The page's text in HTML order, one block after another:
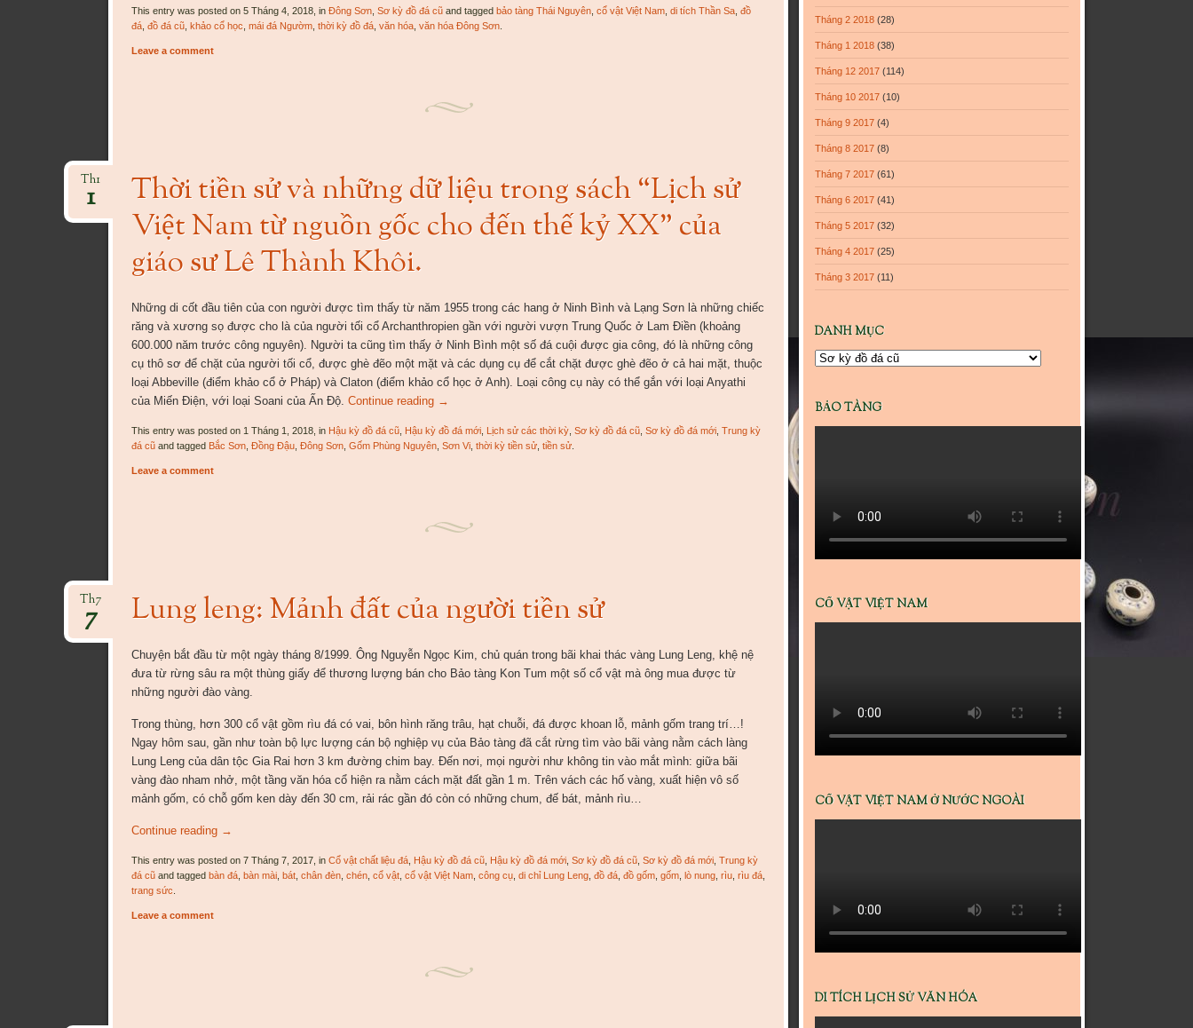
This entry was posted on 5 Tháng 4, 2018, in Đông Sơn, Sơ kỳ đồ đá cũand tagged bảo tàng Thái Nguyên, cổ vật Việt Nam, di tích Thần Sa, đồ
đá, đồ đá cũ, khảo cổ học mái đá Ngườm, thời kỳ đồ đá, văn hóa, văn hóa Đông Sơn.
Leave a comment
Thời tiền sử và những dữ liệu trong sách “Lịch sử
Việt Nam từ nguồn gốc cho đến thế kỷ XX” của
giáo sư Lê Thành Khôi.
Th1
1
Những di cốt đầu tiên của con người được tìm thấy từ năm 1955 trong các hang ở Ninh Bình và Lạng Sơn là những chiếc
răng và xương sọ được cho là của người tối cổ Archanthropien gần với người vượn Trung Quốc ở Lam Điền (khoảng
600.000 năm trước công nguyên). Người ta cũng tìm thấy ở Ninh Bình một số đá cuội được gia công, đó là những công
cụ thô sơ để chặt của người tối cổ, được ghè đẽo một mặt và các dụng cụ để cắt chặt được ghè đẽo ở cả hai mặt, thuộc
loại Abbeville (điểm khảo cổ ở Pháp) và Claton (điểm khảo cổ học ở Anh). Loại công cụ này có thể gắn với loại Anyathi
của Miến Điện, với loại Soani của Ấn Độ. Continue reading →
This entry was posted on 1 Tháng 1, 2018, in Hậu kỳ đồ đá cũ, Hậu kỳ đồ đá mới, Lịch sử các thời kỳ, Sơ kỳ đồ đá cũ, Sơ kỳ đồ đá mới, Trung kỳ
đá cũand tagged Bắc Sơn, Đồng Đậu, Đông Sơn, Gốm Phùng Nguyên, Sơn Vi, thời kỳ tiền sử, tiền sử.
Leave a comment
Lung leng: Mảnh đất của người tiền sử
Th7
7
Chuyện bắt đầu từ một ngày tháng 8/1999. Ông Nguyễn Ngọc Kim, chủ quán trong bãi khai thác vàng Lung Leng, khệ nệ
đưa từ rừng sâu ra một thùng giấy để thương lượng bán cho Bảo tàng Kon Tum một số cổ vật mà ông mua được từ
những người đào vàng.
Trong thùng, hơn 300 cổ vật gồm rìu đá có vai, bôn hình răng trâu, hạt chuỗi, đá được khoan lỗ, mảnh gốm trang trí…!
Ngay hôm sau, gần như toàn bộ lực lượng cán bộ nghiệp vụ của Bảo tàng đã cắt rừng tìm vào bãi vàng nằm cách làng
Lung Leng của dân tộc Gia Rai hơn 3 km đường chim bay. Đến nơi, mọi người như không tin vào mắt mình: giữa bãi
vàng đào nham nhở, một tầng văn hóa cổ hiện ra nằm cách mặt đất gần 1 m. Trên vách các hố vàng, xuất hiện vô số
mảnh gốm, có chỗ gốm ken dày đến 30 cm, rải rác gần đó còn có những chum, đế bát, mảnh rìu…
Continue reading →
This entry was posted on 7 Tháng 7, 2017, in Cổ vật chất liệu đá, Hậu kỳ đồ đá cũ, Hậu kỳ đồ đá mới, Sơ kỳ đồ đá cũ, Sơ kỳ đồ đá mới, Trung kỳ
đá cũand tagged bàn đá, bàn mài, bát, chân đèn, chén, cổ vật, cổ vật Việt Nam, công cụ, di chỉ Lung Leng, đồ đá, đồ gốm, gốm, lò nung, rìu, rìu đá,
trang sức
Leave a comment
Tháng 2 2018 (28)
Tháng 1 2018 (38)
Tháng 12 2017 (114)
Tháng 10 2017 (10)
Tháng 9 2017 (4)
Tháng 8 2017 (8)
Tháng 7 2017 (61)
Tháng 6 2017 (41)
Tháng 5 2017 (32)
Tháng 4 2017 (25)
Tháng 3 2017 (11)
DANH MỤC
Danh
BẢO TÀNG
CỔ VẬT VIỆT NAM
CỔ VẬT VIỆT NAM Ở NƯỚC NGOÀI
DI TÍCH LỊCH SỬ VĂN HÓA